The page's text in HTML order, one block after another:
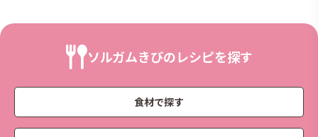
ソルガムきびのレシピを探す
食材で探す